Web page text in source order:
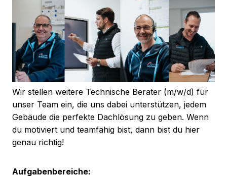
Wir stellen weitere Technische Berater (m/w/d) für
unser Team ein, die uns dabei unterstützen, jedem
Gebäude die perfekte Dachlösung zu geben. Wenn
du motiviert und teamfähig bist, dann bist du hier
genau richtig!
Aufgabenbereiche: